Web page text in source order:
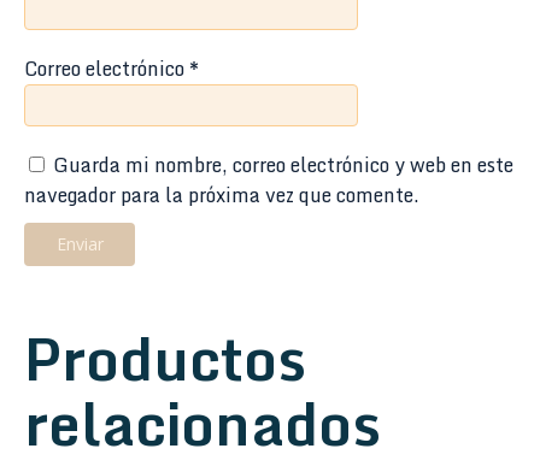
Correo electrónico*
Guarda mi nombre, correo electrónico y web en este
navegador para la próxima vez que comente.
Productos
relacionados